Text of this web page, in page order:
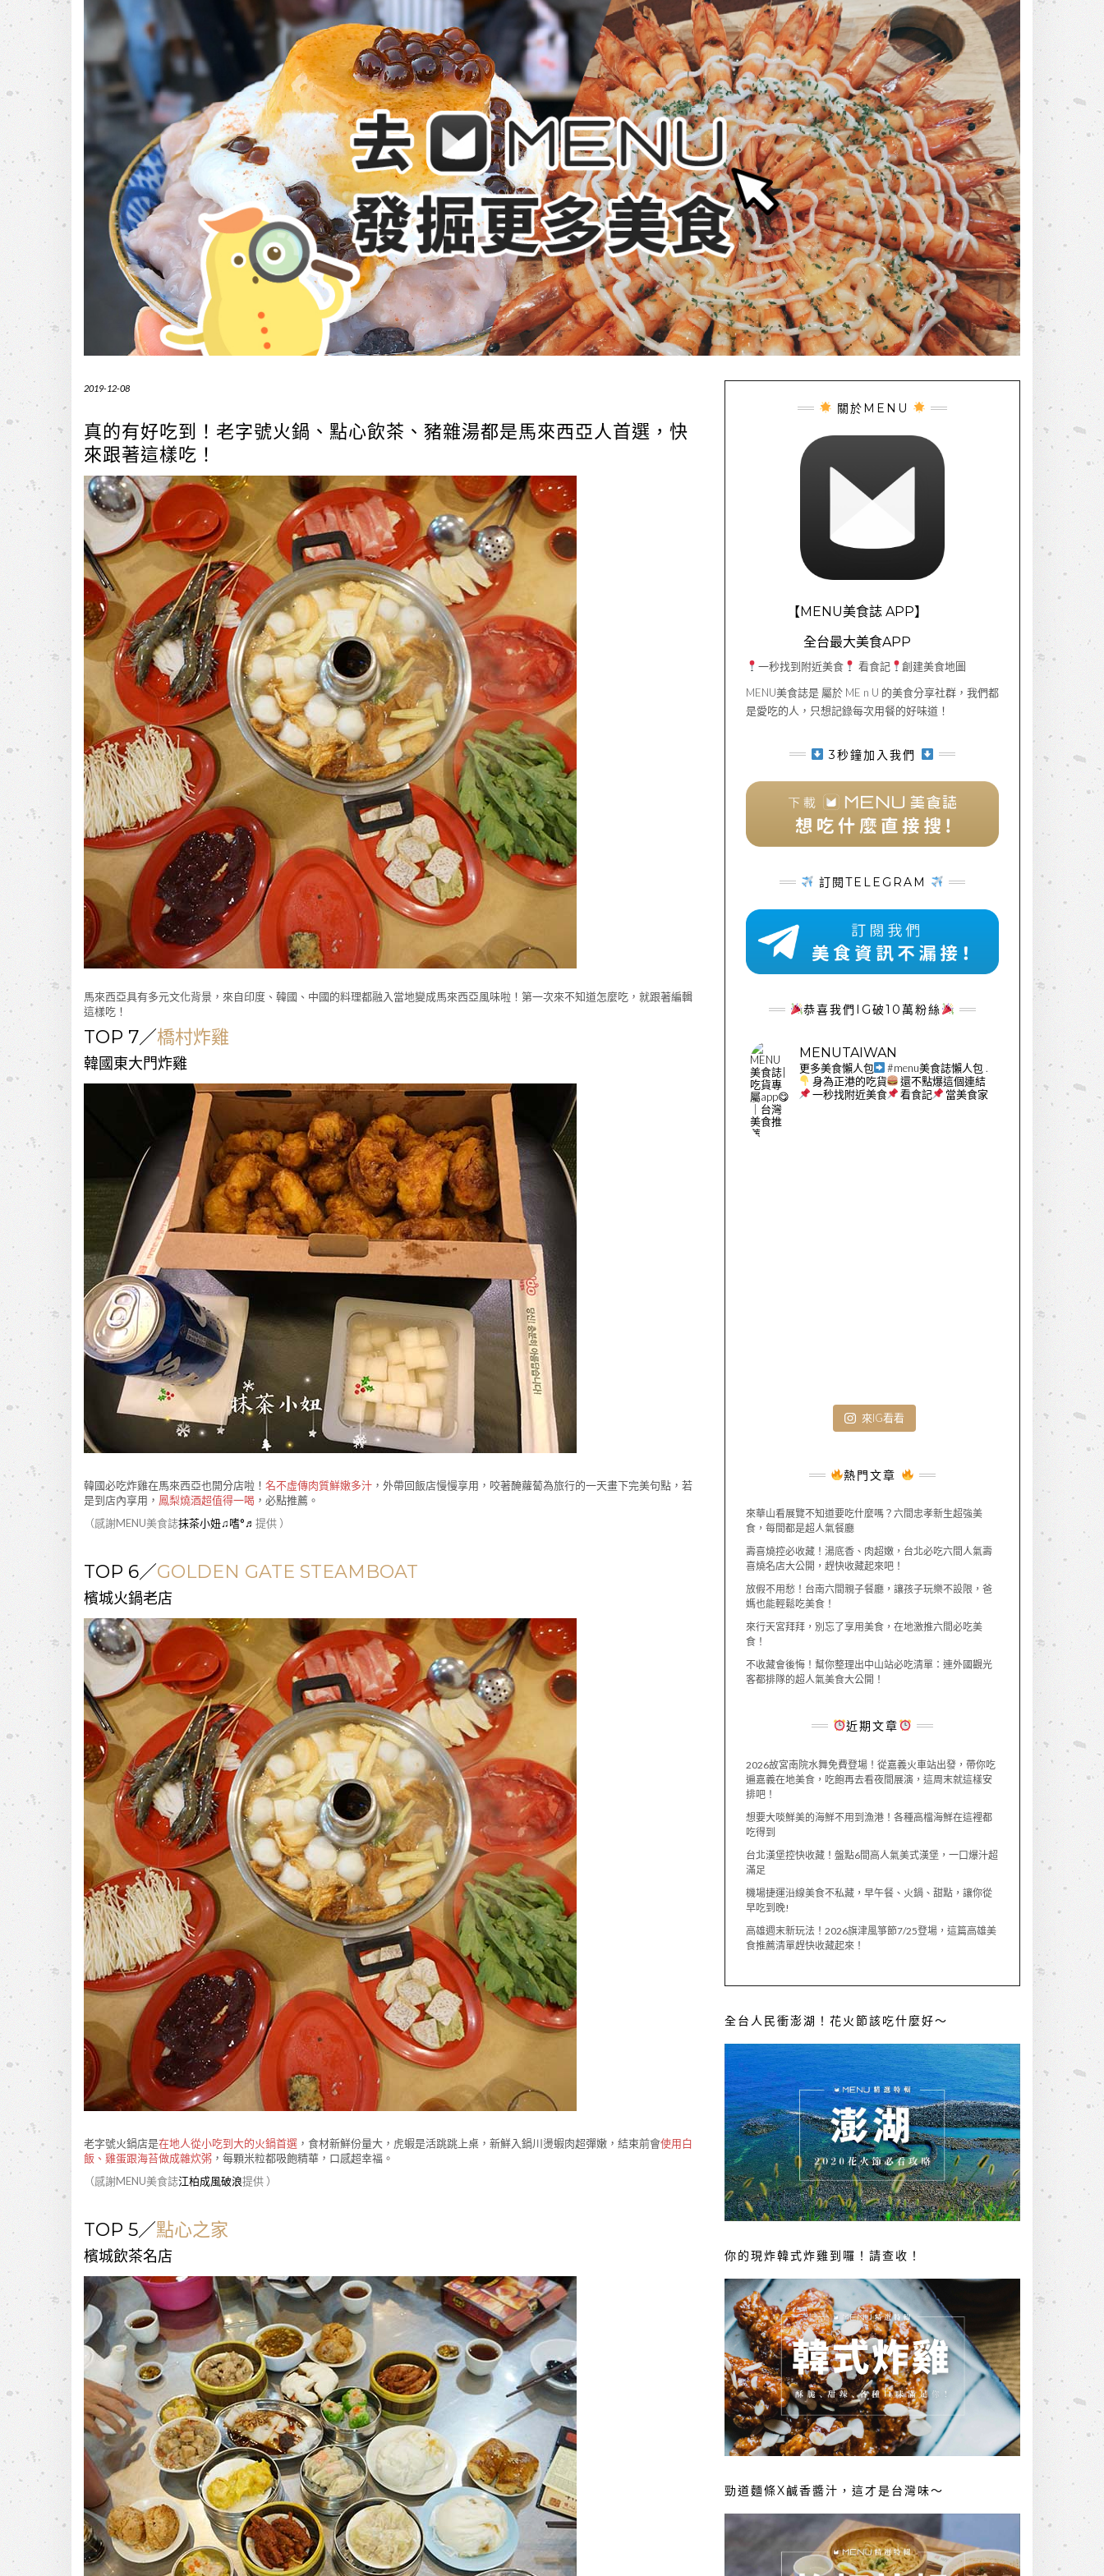
2019-12-08
真的有好吃到！老字號火鍋、點心飲茶、豬雜湯都是馬來西亞人首選，快
來跟著這樣吃！
馬來西亞具有多元文化背景，來自印度、韓國、中國的料理都融入當地變成馬來西亞風味啦！第一次來不知道怎麼吃，就跟著編輯
這樣吃！
TOP 7／橋村炸雞
韓國東大門炸雞
韓國必吃炸雞在馬來西亞也開分店啦！ 名不虛傳肉質鮮嫩多汁 ，外帶回飯店慢慢享用，咬著醃蘿蔔為旅行的一天畫下完美句點，若
是到店內享用， 鳳梨燒酒超值得一喝 ，必點推薦。
（感謝MENU美食誌抹茶小妞♫嗜°♬ 提供 ）
TOP 6／GOLDEN GATE STEAMBOAT
檳城火鍋老店
老字號火鍋店是在地人從小吃到大的火鍋首選 ，食材新鮮份量大，虎蝦是活跳跳上桌，新鮮入鍋川燙蝦肉超彈嫩，結束前會使用白
飯、雞蛋跟海苔做成雜炊粥 ，每顆米粒都吸飽精華，口感超幸福。
（感謝MENU美食誌江柏成風破浪提供 ）
TOP 5／點心之家
檳城飲茶名店
關於MENU
【MENU美食誌 APP】
全台最大美食APP
一秒找到附近美食 看食記
創建美食地圖
MENU美食誌是 屬於 ME n U 的美食分享社群，我們都
是愛吃的人，只想記錄每次用餐的好味道！
3秒鐘加入我們
訂閱TELEGRAM
恭喜我們IG破10萬粉絲
MENUTAIWAN
更多美食懶人包 #menu美食誌懶人包 .
身為正港的吃貨
還不點爆這個連結
一秒找附近美食
看食記 當美食家
來IG看看
熱門文章
來華山看展覽不知道要吃什麼嗎？六間忠孝新生超強美
食，每間都是超人氣餐廳
壽喜燒控必收藏！湯底香、肉超嫩，台北必吃六間人氣壽
喜燒名店大公開，趕快收藏起來吧！
放假不用愁！台南六間親子餐廳，讓孩子玩樂不設限，爸
媽也能輕鬆吃美食！
來行天宮拜拜，別忘了享用美食，在地激推六間必吃美
食！
不收藏會後悔！幫你整理出中山站必吃清單：連外國觀光
客都排隊的超人氣美食大公開！
近期文章
2026故宮南院水舞免費登場！從嘉義火車站出發，帶你吃
遍嘉義在地美食，吃飽再去看夜間展演，這周末就這樣安
排吧！
想要大啖鮮美的海鮮不用到漁港！各種高檔海鮮在這裡都
吃得到
台北漢堡控快收藏！盤點6間高人氣美式漢堡，一口爆汁超
滿足
機場捷運沿線美食不私藏，早午餐、火鍋、甜點，讓你從
早吃到晚!
高雄週末新玩法！2026旗津風箏節7/25登場，這篇高雄美
食推薦清單趕快收藏起來！
全台人民衝澎湖！花火節該吃什麼好～
你的現炸韓式炸雞到囉！請查收！
勁道麵條X鹹香醬汁，這才是台灣味～